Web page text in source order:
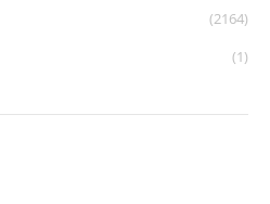
(2164)
(1)